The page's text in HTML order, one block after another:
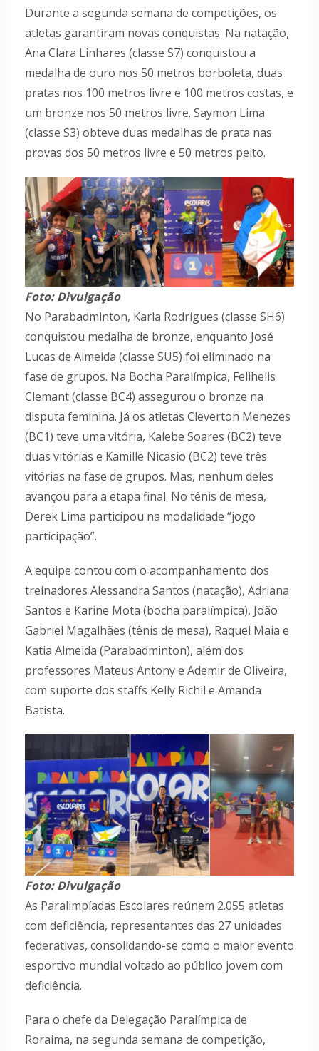
Durante a segunda semana de competições, os
atletas garantiram novas conquistas. Na natação,
Ana Clara Linhares (classe S7) conquistou a
medalha de ouro nos 50 metros borboleta, duas
pratas nos 100 metros livre e 100 metros costas, e
um bronze nos 50 metros livre. Saymon Lima
(classe S3) obteve duas medalhas de prata nas
provas dos 50 metros livre e 50 metros peito.
Foto: Divulgação
No Parabadminton, Karla Rodrigues (classe SH6)
conquistou medalha de bronze, enquanto José
Lucas de Almeida (classe SU5) foi eliminado na
fase de grupos. Na Bocha Paralímpica, Felihelis
Clemant (classe BC4) assegurou o bronze na
disputa feminina. Já os atletas Cleverton Menezes
(BC1) teve uma vitória, Kalebe Soares (BC2) teve
duas vitórias e Kamille Nicasio (BC2) teve três
vitórias na fase de grupos. Mas, nenhum deles
avançou para a etapa final. No tênis de mesa,
Derek Lima participou na modalidade “jogo
participação”.
A equipe contou com o acompanhamento dos
treinadores Alessandra Santos (natação), Adriana
Santos e Karine Mota (bocha paralímpica), João
Gabriel Magalhães (tênis de mesa), Raquel Maia e
Katia Almeida (Parabadminton), além dos
professores Mateus Antony e Ademir de Oliveira,
com suporte dos staffs Kelly Richil e Amanda
Batista.
Foto: Divulgação
As Paralimpíadas Escolares reúnem 2.055 atletas
com deficiência, representantes das 27 unidades
federativas, consolidando-se como o maior evento
esportivo mundial voltado ao público jovem com
deficiência.
Para o chefe da Delegação Paralímpica de
Roraima, na segunda semana de competição,